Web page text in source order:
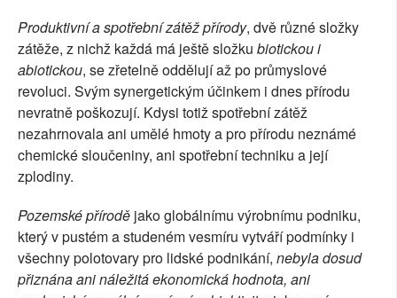
Produktivní a spotřební zátěž přírody, dvě různé složky
zátěže, z nichž každá má ještě složku biotickou i
abiotickou, se zřetelně oddělují až po průmyslové
revoluci. Svým synergetickým účinkem i dnes přírodu
nevratně poškozují. Kdysi totiž spotřební zátěž
nezahrnovala ani umělé hmoty a pro přírodu neznámé
chemické sloučeniny, ani spotřební techniku a její
zplodiny.
Pozemské přírodě jako globálnímu výrobnímu podniku,
který v pustém a studeném vesmíru vytváří podmínky i
všechny polotovary pro lidské podnikání, nebyla dosud
přiznána ani náležitá ekonomická hodnota, ani